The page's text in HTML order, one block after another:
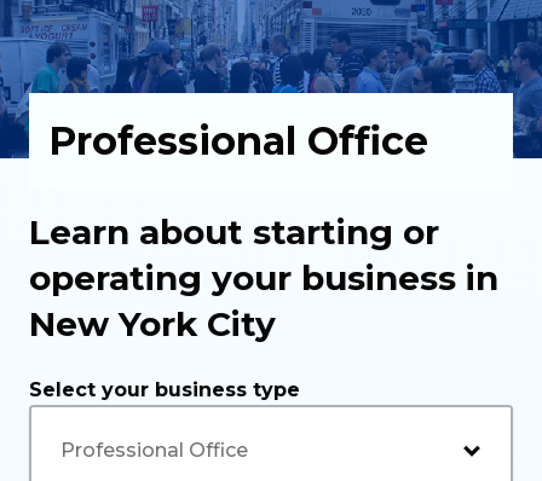
Professional Office
Learn about starting or
operating your business in
New York City
Select your business type